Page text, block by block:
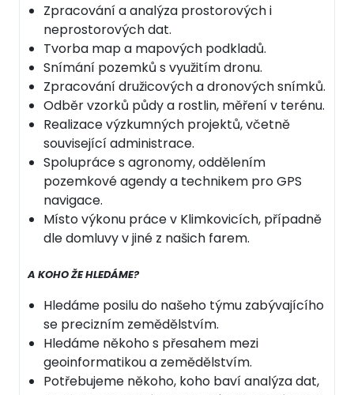
Zpracování a analýza prostorových i
neprostorových dat.
Tvorba map a mapových podkladů.
Snímání pozemků s využitím dronu.
Zpracování družicových a dronových snímků.
Odběr vzorků půdy a rostlin, měření v terénu.
Realizace výzkumných projektů, včetně
související administrace.
Spolupráce s agronomy, oddělením
pozemkové agendy a technikem pro GPS
navigace.
Místo výkonu práce v Klimkovicích, případně
dle domluvy v jiné z našich farem.
A KOHO ŽE HLEDÁME?
Hledáme posilu do našeho týmu zabývajícího
se precizním zemědělstvím.
Hledáme někoho s přesahem mezi
geoinformatikou a zemědělstvím.
Potřebujeme někoho, koho baví analýza dat,